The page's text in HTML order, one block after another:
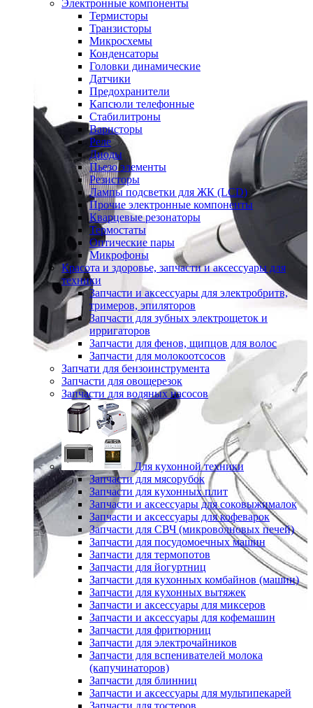
Электронные компоненты
Термисторы
Транзисторы
Микросхемы
Конденсаторы
Головки динамические
Датчики
Предохранители
Капсюли телефонные
Стабилитроны
Варисторы
Реле
Диоды
Пьезо элементы
Резисторы
Лампы подсветки для ЖК (LCD)
Прочие электронные компоненты
Кварцевые резонаторы
Термостаты
Оптические пары
Микрофоны
Красота и здоровье, запчасти и аксессуары для
техники
Запчасти и аксессуары для электробритв,
тримеров, эпиляторов
Запчасти для зубных электрощеток и
ирригаторов
Запчасти для фенов, щипцов для волос
Запчасти для молокоотсосов
Запчати для бензоинструмента
Запчасти для овощерезок
Запчасти для водяных насосов
Для кухонной техники
Запчасти для мясорубок
Запчасти для кухонных плит
Запчасти и аксессуары для соковыжималок
Запчасти и аксессуары для кофеварок
Запчасти для СВЧ (микроволновых печей)
Запчасти для посудомоечных машин
Запчасти для термопотов
Запчасти для йогуртниц
Запчасти для кухонных комбайнов (машин)
Запчасти для кухонных вытяжек
Запчасти и аксессуары для миксеров
Запчасти и аксессуары для кофемашин
Запчасти для фритюрниц
Запчасти для электрочайников
Запчасти для вспенивателей молока
(капучинаторов)
Запчасти для блинниц
Запчасти и аксессуары для мультипекарей
Запчасти для тостеров